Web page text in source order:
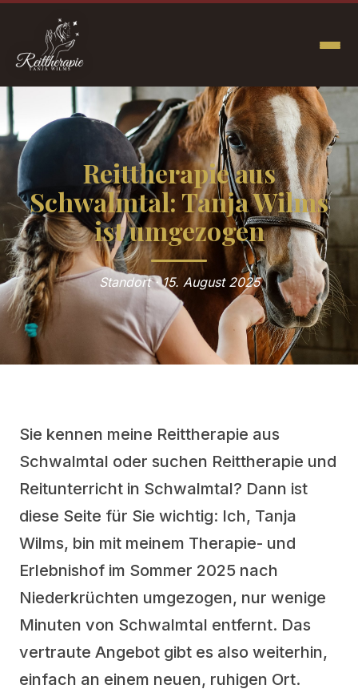
Reittherapie aus
Schwalmtal: Tanja Wilms
ist umgezogen
Standort · 15. August 2025
Sie kennen meine Reittherapie aus
Schwalmtal oder suchen Reittherapie und
Reitunterricht in Schwalmtal? Dann ist
diese Seite für Sie wichtig: Ich, Tanja
Wilms, bin mit meinem Therapie- und
Erlebnishof im Sommer 2025 nach
Niederkrüchten umgezogen, nur wenige
Minuten von Schwalmtal entfernt. Das
vertraute Angebot gibt es also weiterhin,
einfach an einem neuen, ruhigen Ort.